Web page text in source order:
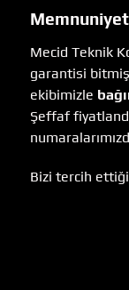
Mecid Teknik
garantisi bitmiş
ekibimizle
Şeffaf
Bizi tercih